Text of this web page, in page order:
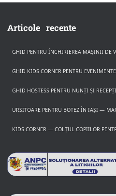
Articole recente
GHID PENTRU ÎNCHIRIEREA MAȘINII DE
GHID KIDS CORNER PENTRU
GHID HOSTESS PENTRU NUNȚI ȘI
URSITOARE PENTRU BOTEZ ÎN IAȘI —
KIDS CORNER — COLȚUL COPIILOR